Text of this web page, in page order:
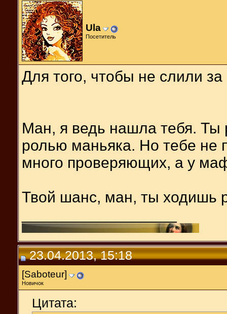
Ula
Посетитель
Для того, чтобы не слили
Ман, я ведь нашла тебя. Ты
ролью маньяка. Но тебе не
много проверяющих, а у
Твой шанс, ман, ты ходишь
23.04.2013, 15:18
[Saboteur]
Новичок
Цитата: